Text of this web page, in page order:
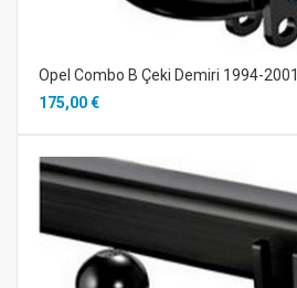
Opel Combo B Çeki Demiri 1994-2001
175,00 €